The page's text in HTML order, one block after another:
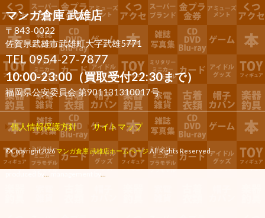
マンガ倉庫 武雄店
〒843-0022
佐賀県武雄市武雄町大字武雄5771
TEL 0954-27-7877
10:00-23:00（買取受付22:30まで）
福岡県公安委員会 第901131310017号
個人情報保護方針 サイトマップ
©Copyright2026マンガ倉庫 武雄店ホームページ .All Rights Reserved.
... ...